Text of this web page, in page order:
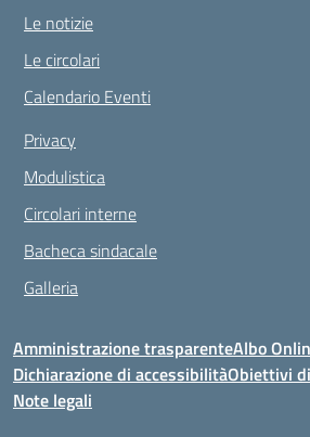
Le notizie
Le circolari
Calendario Eventi
Privacy
Modulistica
Circolari interne
Bacheca sindacale
Galleria
Amministrazione trasparenteAlbo
Dichiarazione di accessibilitàObiettivi
Note legali